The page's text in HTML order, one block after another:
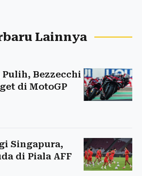
Lainnya
Pulih, Bezzecchi
di MotoGP
Singapura,
di Piala AFF